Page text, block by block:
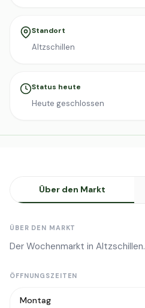
Standort
Altzschillen
Status heute
Heute geschlossen
Über den Markt
ÜBER DEN MARKT
Der Wochenmarkt in Altzschillen.
ÖFFNUNGSZEITEN
Montag